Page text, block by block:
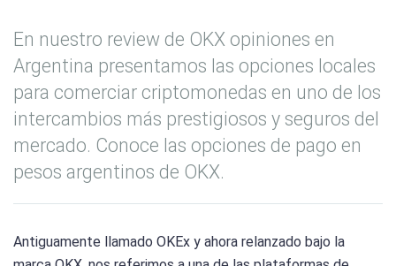
En nuestro review de OKX opiniones en
Argentina presentamos las opciones locales
para comerciar criptomonedas en uno de los
intercambios más prestigiosos y seguros del
mercado. Conoce las opciones de pago en
pesos argentinos de OKX.
Antiguamente llamado OKEx y ahora relanzado bajo la